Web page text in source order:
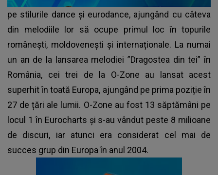
pe stilurile dance și eurodance, ajungând cu câteva
din melodiile lor să ocupe primul loc în topurile
românești, moldovenești și internaționale. La numai
un an de la lansarea melodiei ”Dragostea din tei” în
România, cei trei de la O-Zone au lansat acest
superhit în toată Europa, ajungând pe prima poziție în
27 de țări ale lumii. O-Zone au fost 13 săptămâni pe
locul 1 în Eurocharts și s-au vândut peste 8 milioane
de discuri, iar atunci era considerat cel mai de
succes grup din Europa în anul 2004.